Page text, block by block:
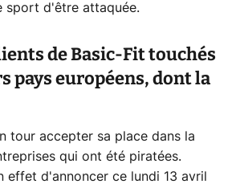
sport d'être attaquée.
de Basic-Fit touchés
pays européens, dont la
tour accepter sa place dans la
qui ont été piratées.
effet d'annoncer ce lundi 13 avril